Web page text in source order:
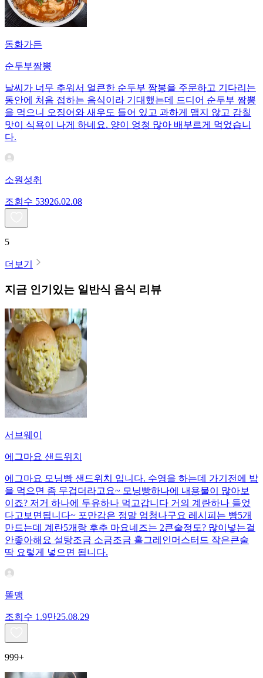
동화가든
순두부짬뽕
날씨가 너무 추워서 얼큰한 순두부 짬봉을 주문하고 기다리는
동안에 처음 접하는 음식이라 기대했는데 드디어 순두부 짬뽕
을 먹으니 오징어와 새우도 들어 있고 과하게 맵지 않고 감칠
맛이 식욕이 나게 하네요. 양이 엉청 많아 배부르게 먹었습니
다.
소원성취
조회수 53926.02.08
5
더보기
지금 인기있는 일반식 음식 리뷰
서브웨이
에그마요 샌드위치
에그마요 모닝빵 샌드위치 입니다. 수영을 하는데 가기전에 밥
을 먹으면 좀 무겁더라고요~ 모닝빵하나에 내용물이 많아보
이죠? 저거 하나에 두유하나 먹고갑니다 거의 계란하나 들었
다고보면됩니다~ 포만감은 정말 엄청나구요 레시피는 빵5개
만드는데 계란5개랑 후추 마요네즈는 2큰술정도? 많이넣는걸
안좋아해요 설탕조금 소금조금 홀그레인머스터드 작은큰술
딱 요렇게 넣으면 됩니다.
똘맹
조회수 1.9만25.08.29
999+